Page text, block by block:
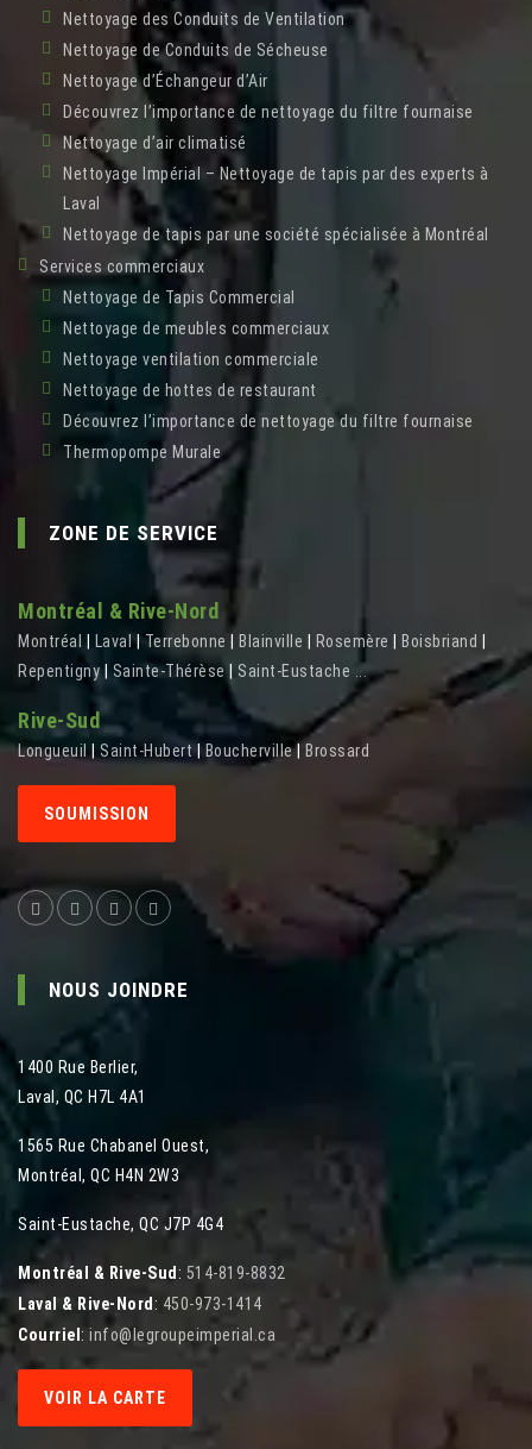
Nettoyage des Conduits de Ventilation
Nettoyage de Conduits de Sécheuse
Nettoyage d’Échangeur d’Air
Découvrez l’importance de nettoyage du filtre fournaise
Nettoyage d’air climatisé
Nettoyage Impérial – Nettoyage de tapis par des experts à
Laval
Nettoyage de tapis par une société spécialisée à Montréal
Services commerciaux
Nettoyage de Tapis Commercial
Nettoyage de meubles commerciaux
Nettoyage ventilation commerciale
Nettoyage de hottes de restaurant
Découvrez l’importance de nettoyage du filtre fournaise
Thermopompe Murale
ZONE DE SERVICE
Montréal & Rive-Nord
Montréal Laval|Terrebonne Blainville Rosemère Boisbriand
Repentigny| Sainte-Thérèse Saint-Eustache ...
Rive-Sud
Longueuil Saint-Hubert Boucherville| Brossard
SOUMISSION
NOUS JOINDRE
1400 Rue Berlier,
Laval , QC H7L 4A1
1565 Rue Chabanel Ouest,
Montréal , QC H4N 2W3
Saint-Eustache, QC J7P 4G4
Montréal & Rive-Sud : 514-819-8832
Laval & Rive-Nord : 450-973-1414
Courriel : info@legroupeimperial.ca
VOIR LA CARTE